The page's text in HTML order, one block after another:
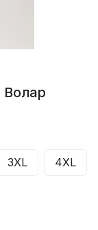
3XL 4XL